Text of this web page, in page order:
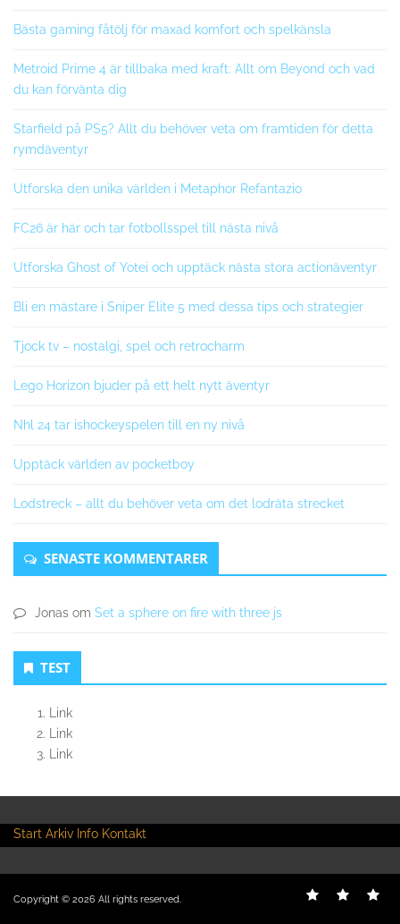
Bästa gaming fåtölj för maxad komfort och spelkänsla
Metroid Prime 4 är tillbaka med kraft: Allt om Beyond och vad
du kan förvänta dig
Starfield på PS5? Allt du behöver veta om framtiden för detta
rymdäventyr
Utforska den unika världen i Metaphor Refantazio
FC26 är här och tar fotbollsspel till nästa nivå
Utforska Ghost of Yotei och upptäck nästa stora actionäventyr
Bli en mästare i Sniper Elite 5 med dessa tips och strategier
Tjock tv – nostalgi, spel och retrocharm
Lego Horizon bjuder på ett helt nytt äventyr
Nhl 24 tar ishockeyspelen till en ny nivå
Upptäck världen av pocketboy
Lodstreck – allt du behöver veta om det lodräta strecket
SENASTE KOMMENTARER
Jonas om Set a sphere on fire with three js
TEST
Link
Link
Link
Start Arkiv Info Kontakt
Start Kontakt
Copyright © 2026 All rights reserved.